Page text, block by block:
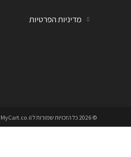
מדיניות הפרטיות
© 2026 כל הזכויות שמורות ל